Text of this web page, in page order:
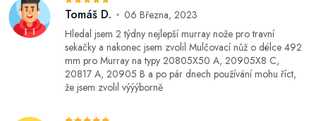
Tomáš D.
06 Března, 2023
Hledal jsem 2 týdny nejlepší murray nože pro travní
sekačky a nakonec jsem zvolil Mulčovací nůž o délce 492
mm pro Murray na typy 20805X50 A, 20905X8 C,
20817 A, 20905 B a po pár dnech používání mohu říct,
že jsem zvolil výýýborně